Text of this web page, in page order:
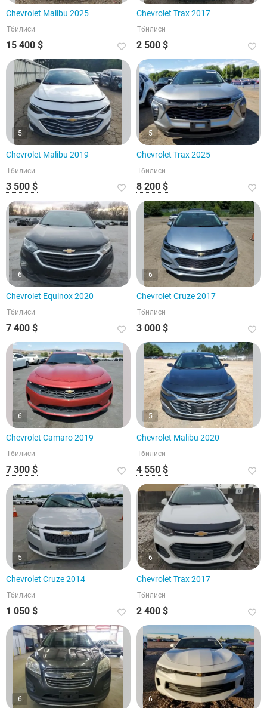
Chevrolet Malibu 2025
Тбилиси
15 400 $
Chevrolet Trax 2017
Тбилиси
2 500 $
5
Chevrolet Malibu 2019
Тбилиси
3 500 $
5
Chevrolet Trax 2025
Тбилиси
8 200 $
6
Chevrolet Equinox 2020
Тбилиси
7 400 $
6
Chevrolet Cruze 2017
Тбилиси
3 000 $
6
Chevrolet Camaro 2019
Тбилиси
7 300 $
5
Chevrolet Malibu 2020
Тбилиси
4 550 $
5
Chevrolet Cruze 2014
Тбилиси
1 050 $
6
Chevrolet Trax 2017
Тбилиси
2 400 $
6 6